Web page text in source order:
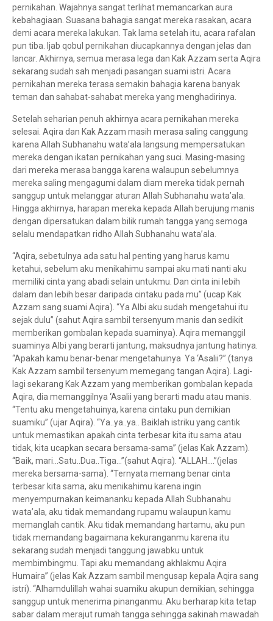
pernikahan. Wajahnya sangat terlihat memancarkan aura
kebahagiaan. Suasana bahagia sangat mereka rasakan, acara
demi acara mereka lakukan. Tak lama setelah itu, acara rafalan
pun tiba. Ijab qobul pernikahan diucapkannya dengan jelas dan
lancar. Akhirnya, semua merasa lega dan Kak Azzam serta Aqira
sekarang sudah sah menjadi pasangan suami istri. Acara
pernikahan mereka terasa semakin bahagia karena banyak
teman dan sahabat-sahabat mereka yang menghadirinya.
Setelah seharian penuh akhirnya acara pernikahan mereka
selesai. Aqira dan Kak Azzam masih merasa saling canggung
karena Allah Subhanahu wata’ala langsung mempersatukan
mereka dengan ikatan pernikahan yang suci. Masing-masing
dari mereka merasa bangga karena walaupun sebelumnya
mereka saling mengagumi dalam diam mereka tidak pernah
sanggup untuk melanggar aturan Allah Subhanahu wata’ala.
Hingga akhirnya, harapan mereka kepada Allah berujung manis
dengan dipersatukan dalam bilik rumah tangga yang semoga
selalu mendapatkan ridho Allah Subhanahu wata’ala.
“Aqira, sebetulnya ada satu hal penting yang harus kamu
ketahui, sebelum aku menikahimu sampai aku mati nanti aku
memiliki cinta yang abadi selain untukmu. Dan cinta ini lebih
dalam dan lebih besar daripada cintaku pada mu” (ucap Kak
Azzam sang suami Aqira). “Ya Albi aku sudah mengetahui itu
sejak dulu” (sahut Aqira sambil tersenyum manis dan sedikit
memberikan gombalan kepada suaminya). Aqira memanggil
suaminya Albi yang berarti jantung, maksudnya jantung hatinya.
“Apakah kamu benar-benar mengetahuinya Ya ‘Asalii?” (tanya
Kak Azzam sambil tersenyum memegang tangan Aqira). Lagi-
lagi sekarang Kak Azzam yang memberikan gombalan kepada
Aqira, dia memanggilnya ‘Asalii yang berarti madu atau manis.
“Tentu aku mengetahuinya, karena cintaku pun demikian
suamiku” (ujar Aqira). “Ya..ya..ya.. Baiklah istriku yang cantik
untuk memastikan apakah cinta terbesar kita itu sama atau
tidak, kita ucapkan secara bersama-sama” (jelas Kak Azzam).
“Baik, mari…Satu..Dua..Tiga…”(sahut Aqira). “ALLAH….”(jelas
mereka bersama-sama). “Ternyata memang benar cinta
terbesar kita sama, aku menikahimu karena ingin
menyempurnakan keimananku kepada Allah Subhanahu
wata’ala, aku tidak memandang rupamu walaupun kamu
memanglah cantik. Aku tidak memandang hartamu, aku pun
tidak memandang bagaimana kekuranganmu karena itu
sekarang sudah menjadi tanggung jawabku untuk
membimbingmu. Tapi aku memandang akhlakmu Aqira
Humaira” (jelas Kak Azzam sambil mengusap kepala Aqira sang
istri). “Alhamdulillah wahai suamiku akupun demikian, sehingga
sanggup untuk menerima pinanganmu. Aku berharap kita tetap
sabar dalam merajut rumah tangga sehingga sakinah mawadah